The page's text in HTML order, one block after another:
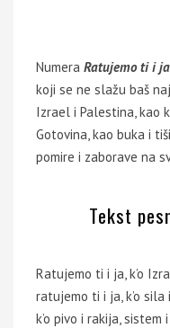
Numera Ratujemo ti i ja
koji se ne slažu baš
Izrael i Palestina, kao
Gotovina, kao buka i
pomire i zaborave na
Tekst
Ratujemo ti i ja, k’o
ratujemo ti i ja, k’o sila
k’o pivo i rakija, sistem